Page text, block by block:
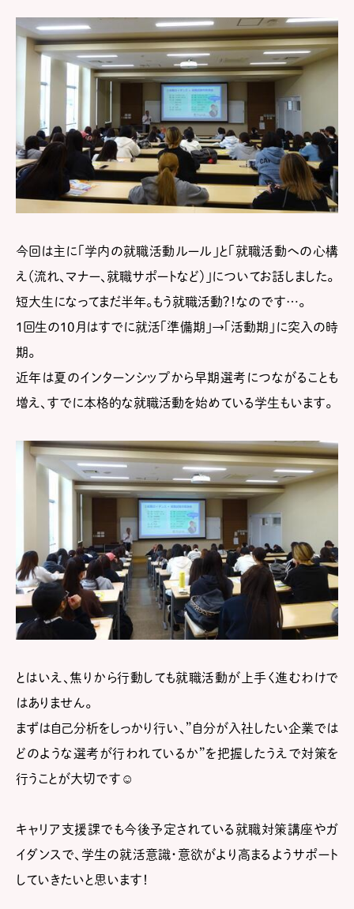
今回は主に「学内の就職活動ルール」と「就職活動への心構
え（流れ、マナー、就職サポートなど）」についてお話しました。
短大生になってまだ半年。もう就職活動？！なのです…。
１回生の10月はすでに就活「準備期」→「活動期」に突入の時
期。
近年は夏のインターンシップから早期選考につながることも
増え、すでに本格的な就職活動を始めている学生もいます。
とはいえ、焦りから行動しても就職活動が上手く進むわけで
はありません。
まずは自己分析をしっかり行い、”自分が入社したい企業では
どのような選考が行われているか”を把握したうえで対策を
行うことが大切です☺
キャリア支援課でも今後予定されている就職対策講座やガ
イダンスで、学生の就活意識・意欲がより高まるようサポート
していきたいと思います！